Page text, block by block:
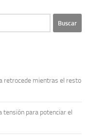
retrocede mientras el resto
tensión para potenciar el